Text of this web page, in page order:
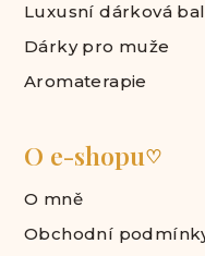
Luxusní dárková
Dárky pro muže
Aromaterapie
O e-shopu♡
O mně
Obchodní